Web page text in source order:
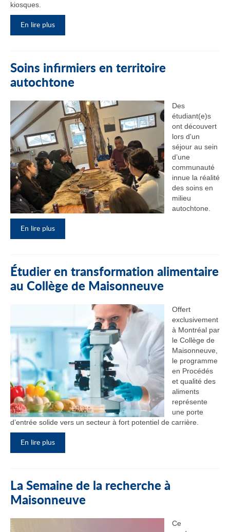
kiosques.
En lire plus
Soins infirmiers en territoire
autochtone
Des
étudiant(e)s
ont découvert
lors d'un
séjour au sein
d’une
communauté
innue la réalité
des soins en
milieu
autochtone.
En lire plus
Étudier en transformation alimentaire
au Collège de Maisonneuve
Offert
exclusivement
à Montréal par
le Collège de
Maisonneuve,
le programme
en Procédés
et qualité des
aliments
représente
une porte
d’entrée solide vers un secteur à fort potentiel de carrière.
En lire plus
La Semaine de la recherche à
Maisonneuve
Ce